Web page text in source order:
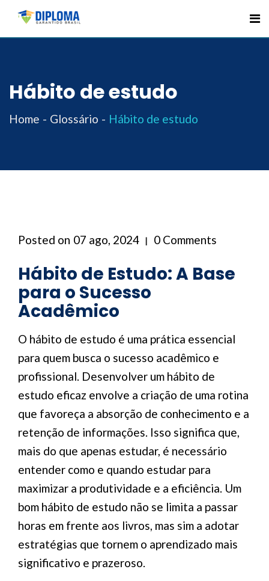
Skip
Hábito de estudo
Home Glossário Hábito de estudo
Posted on 07 ago, 2024 0 Comments
Hábito de Estudo: A Base
para o Sucesso
Acadêmico
O hábito de estudo é uma prática essencial
para quem busca o sucesso acadêmico e
profissional. Desenvolver um hábito de
estudo eficaz envolve a criação de uma rotina
que favoreça a absorção de conhecimento e a
retenção de informações. Isso significa que,
mais do que apenas estudar, é necessário
entender como e quando estudar para
maximizar a produtividade e a eficiência. Um
bom hábito de estudo não se limita a passar
horas em frente aos livros, mas sim a adotar
estratégias que tornem o aprendizado mais
significativo e prazeroso.